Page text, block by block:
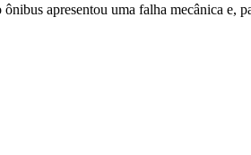
apresentou uma falha mecânica e,